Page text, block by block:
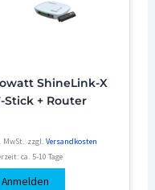
ShineLink-X
Stick + Router
MwSt. zzgl. Versandkosten
ca. 5-10 Tage
Anmelden